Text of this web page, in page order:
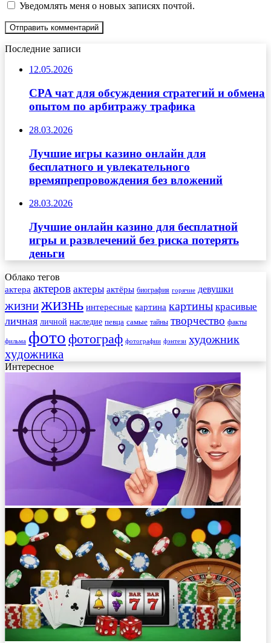
Уведомлять меня о новых записях почтой.
Последние записи
12.05.2026
CPA чат для обсуждения стратегий и обмена
опытом по арбитражу трафика
28.03.2026
Лучшие игры казино онлайн для
бесплатного и увлекательного
времяпрепровождения без вложений
28.03.2026
Лучшие онлайн казино для бесплатной
игры и развлечений без риска потерять
деньги
Облако тегов
актера актеров актеры актёры биография горячие девушки
жизнижизнь интересные картина картины красивые
личная личной наследие певца самые тайны творчество факты
фильма фото фотограф фотографии фэнтези художник
художника
Интересное